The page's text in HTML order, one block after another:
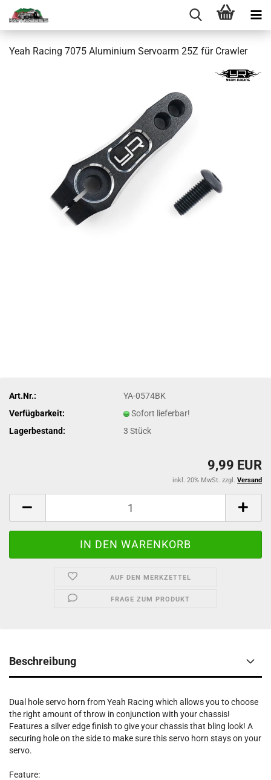
Yeah Racing 7075 Aluminium Servoarm 25Z für Crawler
Art.Nr.:
YA-0574BK
Verfügbarkeit:
Sofort lieferbar!
Lagerbestand:
3Stück
9,99 EUR
inkl. 20% MwSt. zzgl. Versand
AUF DEN MERKZETTEL
FRAGE ZUM PRODUKT
Beschreibung
Dual hole servo horn from Yeah Racing which allows you to choose
the right amount of throw in conjunction with your chassis!
Features a silver edge finish to give your chassis that bling look! A
securing hole on the side to make sure this servo horn stays on your
servo.
Feature: